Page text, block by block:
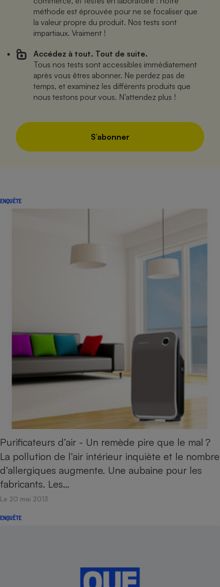
méthode est éprouvée pour ne se focaliser que
la valeur propre du produit. Nos tests sont
impartiaux. Vraiment !
Accédez à tout. Tout de suite.
Tous nos tests sont accessibles immédiatement
après vous êtres abonner. Ne perdez pas de
temps, et examinez les différents produits que
nous testons pour vous. N’attendez plus !
S’abonner
ENQUÊTE
Purificateurs d’air - Un remède pire que le mal ?
La pollution de l’air intérieur inquiète et le nombre
d’allergiques augmente. Une aubaine pour les
fabricants. Les…
Le 20 mai 2013
ENQUÊTE